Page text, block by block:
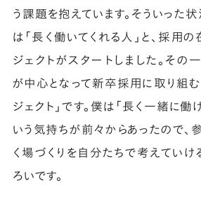
う課題を抱えています。そういった
は「長く働いてくれる人」と、採用
ジェクトがスタートしました。その
が中心となって新卒採用に取り組む
ジェクト」です。僕は「長く一緒に働
いう気持ちが前々からあったので、
く場づくりを自分たちで考えていけ
ろいです。